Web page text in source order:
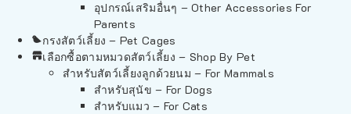
อุปกรณ์เสริมอื่นๆ – Other Accessories For
Parents
กรงสัตว์เลี้ยง – Pet Cages
เลือกซื้อตามหมวดสัตว์เลี้ยง – Shop By Pet
สำหรับสัตว์เลี้ยงลูกด้วยนม – For Mammals
สำหรับสุนัข – For Dogs
สำหรับแมว – For Cats